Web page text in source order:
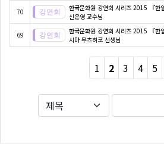
70
한국문화원 강연회 시리즈 2015 『한
신은영 교수님
69
한국문화원 강연회 시리즈 2015 『한
시마 무츠히코 선생님
1 2 3 4 5